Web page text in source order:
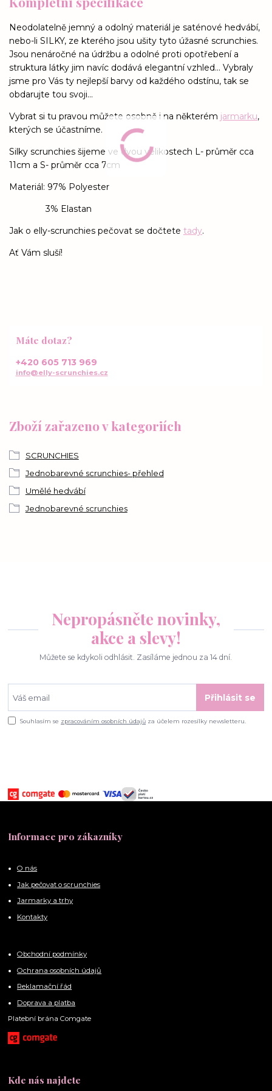
Neodolatelně jemný a odolný materiál je saténové hedvábí,
nebo-li SILKY, ze kterého jsou ušity tyto úžasné scrunchies.
Jsou nenáročné na údržbu a odolné proti opotřebení a
struktura látky jim navíc dodává elegantní vzhled... Vybraly
jsme pro Vás ty nejlepší barvy od každého odstínu, tak se
obdarujte tou svoji...
Vybrat si tu pravou můžete osobně i na některém jarmarku,
kterých se účastníme.
Silky scrunchies šijeme ve dvou velikostech L- průměr cca
11cm a S- průměr cca 7cm
Materiál: 97% Polyester
3% Elastan
Jak o elly-scrunchies pečovat se dočtete tady.
Ať Vám sluší!
Zboží zařazeno v kategoriích
SCRUNCHIES
Jednobarevné scrunchies- přehled
Umělé hedvábí
Jednobarevné scrunchies
Máte dotaz?
+420 605 713 969
info@elly-scrunchies.cz
Nepropásněte novinky,
akce a slevy!
Můžete se kdykoli odhlásit. Zasíláme jednou za 14 dní.
Přihlásit se
Souhlasím se zpracováním osobních údajů za účelem rozesílky newsletteru.
Informace pro zákazníky
O nás
Jak pečovat o scrunchies
Jarmarky a trhy
Kontakty
Obchodní podmínky
Ochrana osobních údajů
Reklamační řád
Doprava a platba
Platební brána Comgate
Kde nás najdete